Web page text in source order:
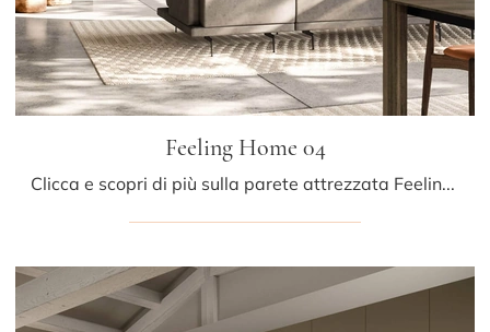
Feeling Home 04
Clicca e scopri di più sulla parete attrezzata Feeling Home 04 del brand Arrital: è la soluzione dalle linee moderne perfetta per te.